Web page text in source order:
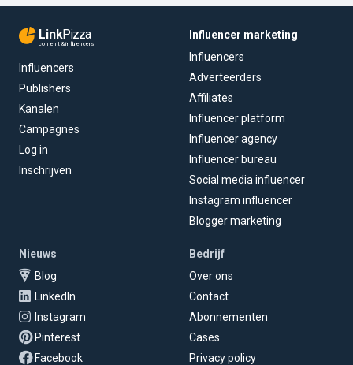
LinkPizza
content & influencers
Influencers
Publishers
Kanalen
Campagnes
Log in
Inschrijven
Influencer marketing
Influencers
Adverteerders
Affiliates
Influencer platform
Influencer agency
Influencer bureau
Social media influencer
Instagram influencer
Blogger marketing
Nieuws
Blog
LinkedIn
Instagram
Pinterest
Facebook
Bedrijf
Over ons
Contact
Abonnementen
Cases
Privacy policy